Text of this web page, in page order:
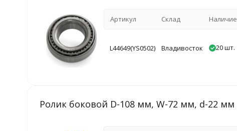
Артикул Склад Наличие
L44649(YS0502) Владивосток 20 шт.
Ролик боковой D-108 мм, W-72 мм, d-22 мм